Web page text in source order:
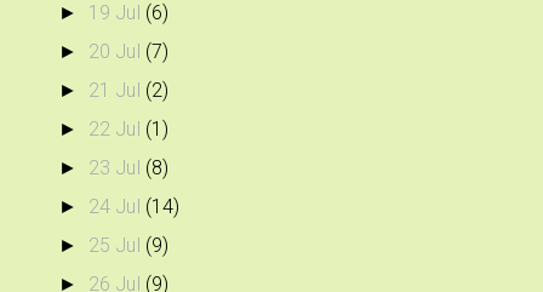
► 19 Jul (6)
► 20 Jul (7)
► 21 Jul (2)
► 22 Jul (1)
► 23 Jul (8)
► 24 Jul (14)
► 25 Jul (9)
► 26 Jul (9)